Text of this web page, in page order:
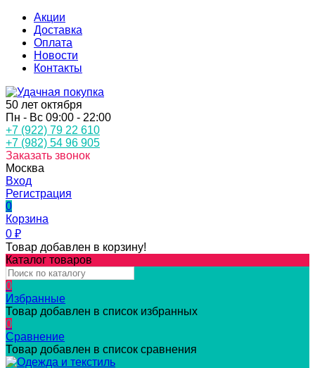
Акции
Доставка
Оплата
Новости
Контакты
50 лет октября
Пн - Вс 09:00 - 22:00
+7 (922) 79 22 610
+7 (982) 54 96 905
Заказать звонок
Москва
Вход
Регистрация
0
Корзина
0 ₽
Товар добавлен в корзину!
Каталог товаров
0
Избранные
Товар добавлен в список избранных
0
Сравнение
Товар добавлен в список сравнения